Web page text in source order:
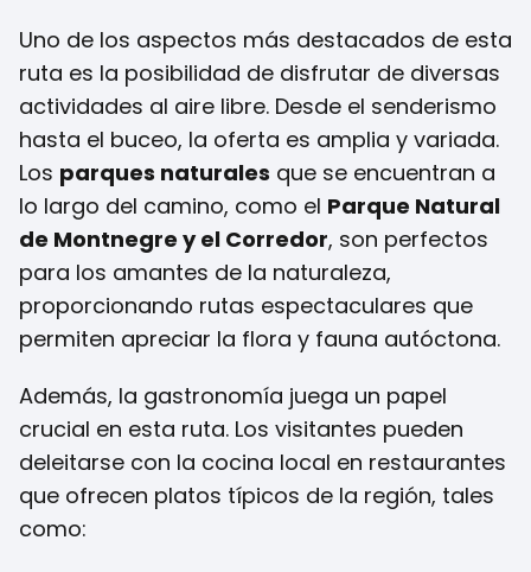
Uno de los aspectos más destacados de esta
ruta es la posibilidad de disfrutar de diversas
actividades al aire libre. Desde el senderismo
hasta el buceo, la oferta es amplia y variada.
Los parques naturales que se encuentran a
lo largo del camino, como el Parque Natural
de Montnegre y el Corredor, son perfectos
para los amantes de la naturaleza,
proporcionando rutas espectaculares que
permiten apreciar la flora y fauna autóctona.
Además, la gastronomía juega un papel
crucial en esta ruta. Los visitantes pueden
deleitarse con la cocina local en restaurantes
que ofrecen platos típicos de la región, tales
como: